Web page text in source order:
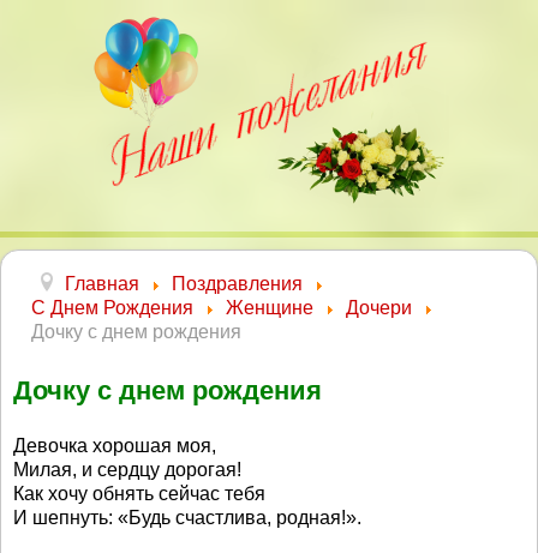
Главная
Поздравления
С Днем Рождения
Женщине
Дочери
Дочку с днем рождения
Дочку с днем рождения
Девочка хорошая моя,
Милая, и сердцу дорогая!
Как хочу обнять сейчас тебя
И шепнуть: «Будь счастлива, родная!».